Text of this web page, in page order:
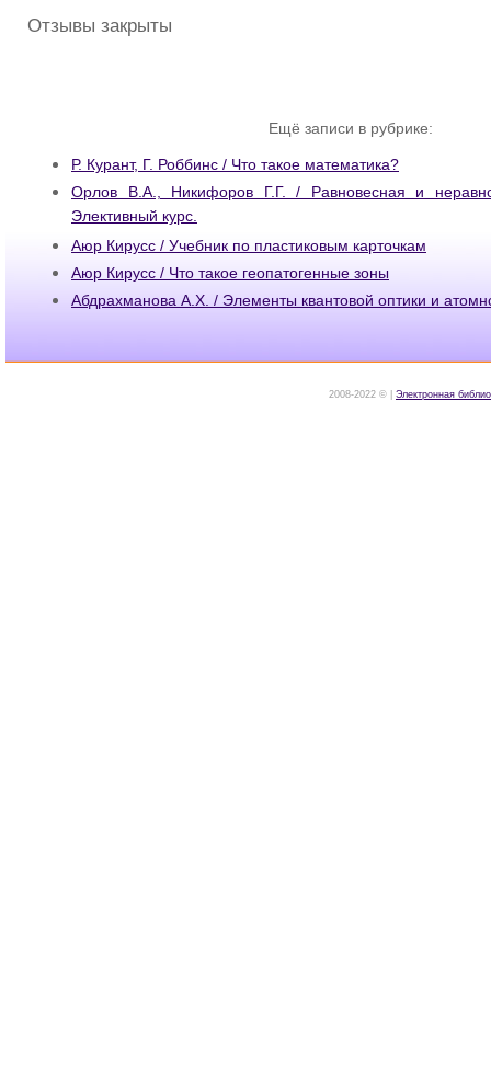
Отзывы закрыты
Ещё записи в рубрике:
Р. Курант, Г. Роббинс / Что такое математика?
Орлов В.А., Никифоров Г.Г. / Равновесная и
Элективный курс.
Аюр Кирусс / Учебник по пластиковым карточкам
Аюр Кирусс / Что такое геопатогенные зоны
Абдрахманова А.Х. / Элементы квантовой оптики и
2008-2022 © | Электронная